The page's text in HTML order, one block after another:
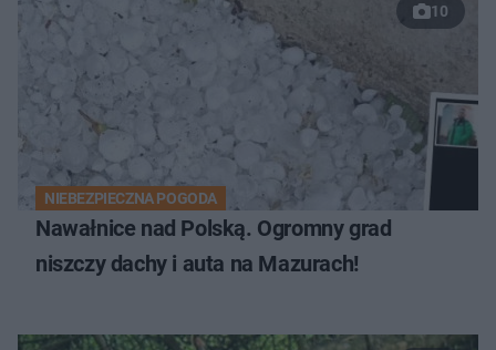
10
NIEBEZPIECZNA POGODA
Nawałnice nad Polską. Ogromny grad
niszczy dachy i auta na Mazurach!